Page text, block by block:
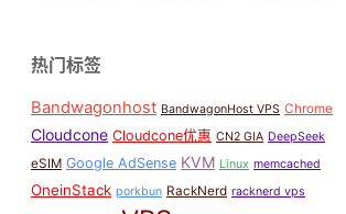
热门标签
Bandwagonhost BandwagonHost VPS Chrome
Cloudcone Cloudcone优惠 CN2 GIA DeepSeek
eSIM Google AdSense KVM Linux memcached
OneinStack porkbun RackNerd racknerd vps